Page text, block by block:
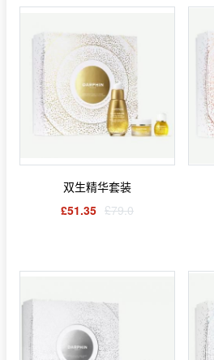
双生精华套装
£51.35 £79.0